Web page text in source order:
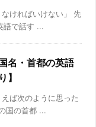
なければいけない」 先
語で話す ...
名・首都の英語
】
ば次のように思った
国の首都 ...